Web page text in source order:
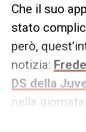
Che il suo
stato
però,
notizia:
DS della
nella
particolare